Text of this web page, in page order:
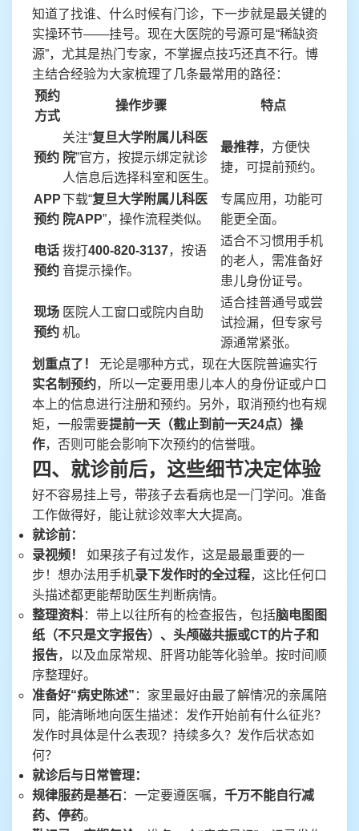
知道了找谁、什么时候有门诊，下一步就是最关键的
实操环节——挂号。现在大医院的号源可是“稀缺资
源”，尤其是热门专家，不掌握点技巧还真不行。博
主结合经验为大家梳理了几条最常用的路径：
预约
方式
操作步骤 特点
预约
关注“复旦大学附属儿科医
院”官方，按提示绑定就诊
人信息后选择科室和医生。
最推荐，方便快
捷，可提前预约。
APP
预约
下载“复旦大学附属儿科医
院APP”，操作流程类似。
专属应用，功能可
能更全面。
电话
预约
拨打400-820-3137，按语
音提示操作。
适合不习惯用手机
的老人，需准备好
患儿身份证号。
现场
预约
医院人工窗口或院内自助
机。
适合挂普通号或尝
试捡漏，但专家号
源通常紧张。
划重点了！
无论是哪种方式，现在大医院普遍实行
实名制预约，所以一定要用患儿本人的身份证或户口
本上的信息进行注册和预约。另外，取消预约也有规
矩，一般需要提前一天（截止到前一天24点）操
作，否则可能会影响下次预约的信誉哦。
四、就诊前后，这些细节决定体验
好不容易挂上号，带孩子去看病也是一门学问。准备
工作做得好，能让就诊效率大大提高。
就诊前：
录视频！
如果孩子有过发作，这是最最重要的一
步！想办法用手机录下发作时的全过程，这比任何口
头描述都更能帮助医生判断病情。
整理资料：带上以往所有的检查报告，包括脑电图图
纸（不只是文字报告）、头颅磁共振或CT的片子和
报告，以及血尿常规、肝肾功能等化验单。按时间顺
序整理好。
准备好“病史陈述” ：家里最好由最了解情况的亲属陪
同，能清晰地向医生描述：发作开始前有什么征兆？
发作时具体是什么表现？持续多久？发作后状态如
何？
就诊后与日常管理：
规律服药是基石：一定要遵医嘱， 千万不能自行减
药、停药。